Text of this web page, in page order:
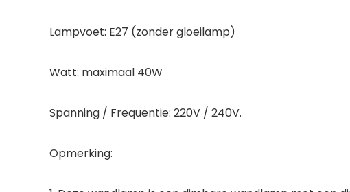
Lampvoet: E27 (zonder gloeilamp)
Watt: maximaal 40W
Spanning / Frequentie: 220V / 240V.
Opmerking: